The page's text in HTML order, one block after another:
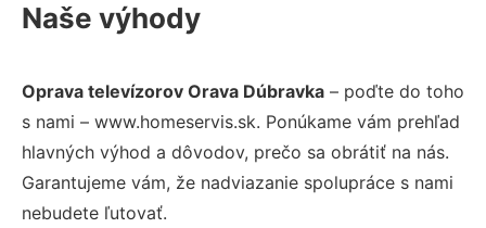
Naše výhody
Oprava televízorov Orava Dúbravka – poďte do toho
s nami – www.homeservis.sk. Ponúkame vám prehľad
hlavných výhod a dôvodov, prečo sa obrátiť na nás.
Garantujeme vám, že nadviazanie spolupráce s nami
nebudete ľutovať.